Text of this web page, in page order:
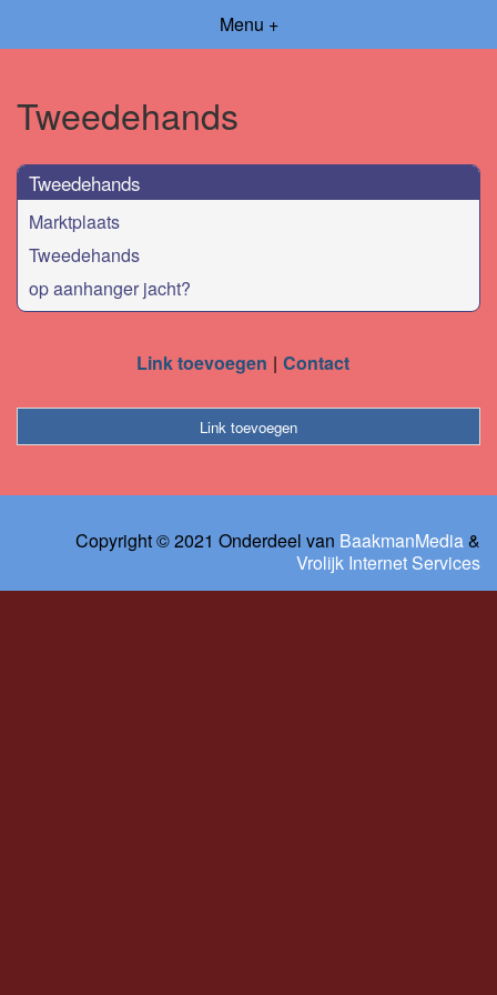
Menu +
Tweedehands
Tweedehands
Marktplaats
Tweedehands
op aanhanger jacht?
Link toevoegen Contact
Link toevoegen
Copyright © 2021 Onderdeel van BaakmanMedia&
Vrolijk Internet Services